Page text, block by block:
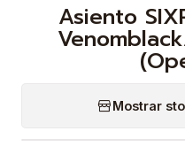
Asiento
Mostrar